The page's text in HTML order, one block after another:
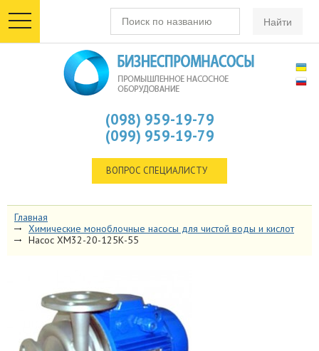
toggle
navigation
(098) 959-19-79
(099) 959-19-79
ВОПРОС СПЕЦИАЛИСТУ
Главная
Химические моноблочные насосы для чистой воды и кислот
Насос ХМ32-20-125К-55